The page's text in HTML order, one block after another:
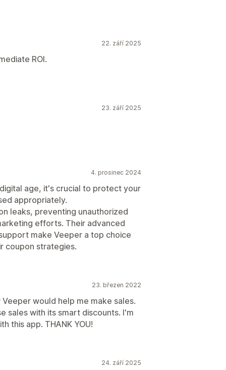
22. září 2025
ROI.
23. září 2025
4. prosinec 2024
age, it's crucial to protect your
appropriately.
leaks, preventing unauthorized
efforts. Their advanced
make Veeper a top choice
coupon strategies.
23. březen 2022
would help me make sales.
sales with its smart discounts. I'm
this app. THANK YOU!
24. září 2025